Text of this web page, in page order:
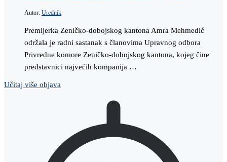
Autor: Urednik
Premijerka Zeničko-dobojskog kantona Amra Mehmedić
održala je radni sastanak s članovima Upravnog odbora
Privredne komore Zeničko-dobojskog kantona, kojeg čine
predstavnici najvećih kompanija …
Učitaj više objava